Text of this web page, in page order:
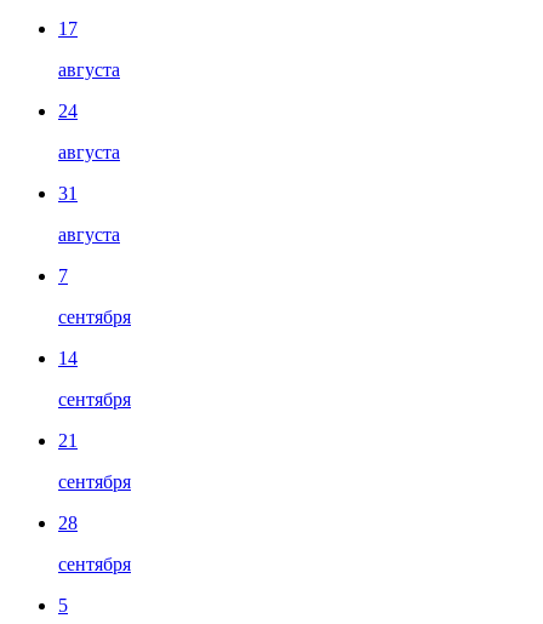
17
августа
24
августа
31
августа
7
сентября
14
сентября
21
сентября
28
сентября
5